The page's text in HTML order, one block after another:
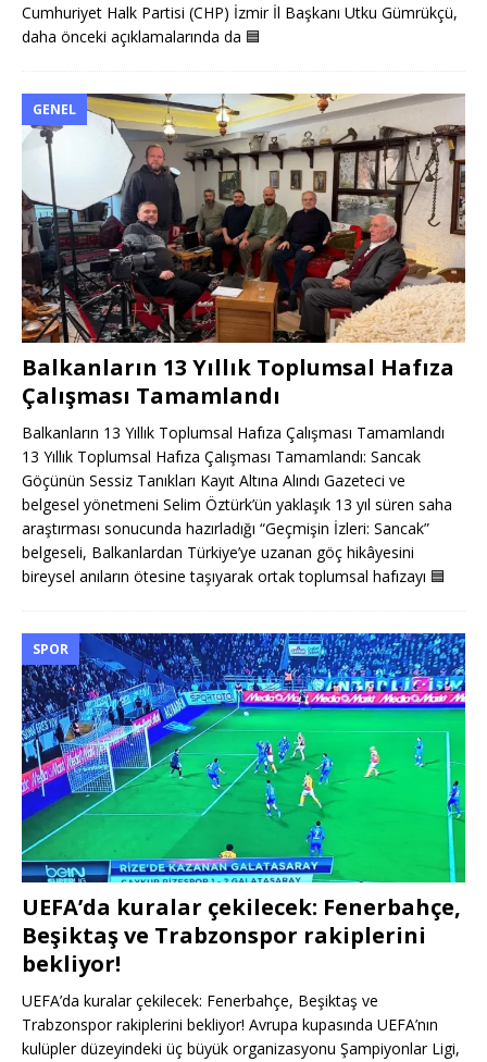
Cumhuriyet Halk Partisi (CHP) İzmir İl Başkanı Utku Gümrükçü,
daha önceki açıklamalarında da 🟦
GENEL
Balkanların 13 Yıllık Toplumsal Hafıza
Çalışması Tamamlandı
Balkanların 13 Yıllık Toplumsal Hafıza Çalışması Tamamlandı
13 Yıllık Toplumsal Hafıza Çalışması Tamamlandı: Sancak
Göçünün Sessiz Tanıkları Kayıt Altına Alındı Gazeteci ve
belgesel yönetmeni Selim Öztürk’ün yaklaşık 13 yıl süren saha
araştırması sonucunda hazırladığı “Geçmişin İzleri: Sancak”
belgeseli, Balkanlardan Türkiye’ye uzanan göç hikâyesini
bireysel anıların ötesine taşıyarak ortak toplumsal hafızayı 🟦
SPOR
UEFA’da kuralar çekilecek: Fenerbahçe,
Beşiktaş ve Trabzonspor rakiplerini
bekliyor!
UEFA’da kuralar çekilecek: Fenerbahçe, Beşiktaş ve
Trabzonspor rakiplerini bekliyor! Avrupa kupasında UEFA’nın
kulüpler düzeyindeki üç büyük organizasyonu Şampiyonlar Ligi,